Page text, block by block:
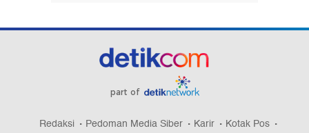
part of
Redaksi Pedoman Media Siber Karir
Kotak Pos